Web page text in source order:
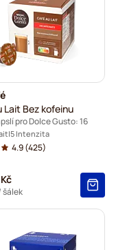
Lait Bez kofeinu
pro Dolce Gusto: 16
5 Intenzita
4.9(425)
šálek